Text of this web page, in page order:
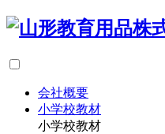
会社概要
小学校教材
小学校教材